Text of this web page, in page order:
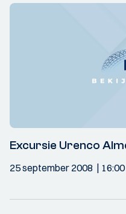
Excursie Urenco
25 september 2008 16:00